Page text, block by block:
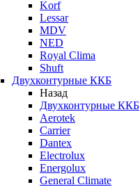
Korf
Lessar
MDV
NED
Royal Clima
Shuft
Двухконтурные ККБ
Назад
Двухконтурные ККБ
Aerotek
Carrier
Dantex
Electrolux
Energolux
General Climate